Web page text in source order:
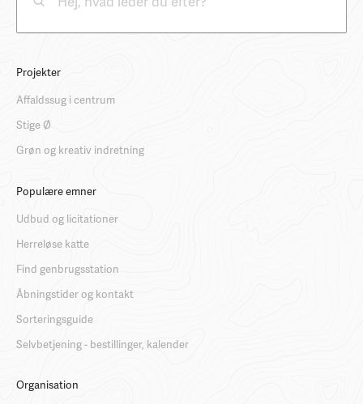
Projekter
Affaldssug i centrum
Stige Ø
Grøn og kreativ indretning
Populære emner
Udbud og licitationer
Herreløse katte
Find genbrugsstation
Åbningstider og kontakt
Sorteringsguide
Selvbetjening - bestillinger, kalender
Organisation